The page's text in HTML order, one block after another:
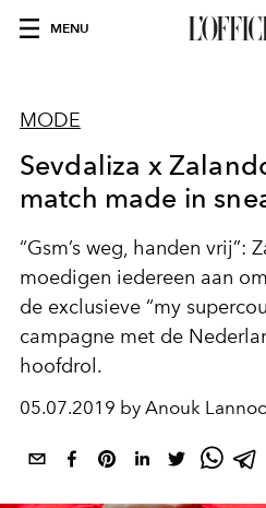
MENU
MODE
Sevdaliza x
match made in
“Gsm’s weg, handen vrij”:
moedigen iedereen aan
de exclusieve “my
campagne met de
hoofdrol.
05.07.2019 by Anouk